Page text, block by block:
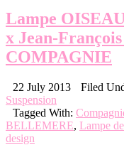
Lampe
x Jean-
COMPAGNIE
22 July 2013 Filed
Suspension
Tagged With:
BELLEMERE, Lampe
design